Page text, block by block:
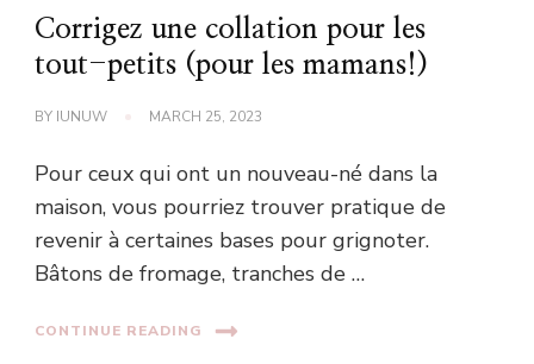
Corrigez une collation pour les
tout-petits (pour les mamans!)
BY IUNUW MARCH 25, 2023
Pour ceux qui ont un nouveau-né dans la
maison, vous pourriez trouver pratique de
revenir à certaines bases pour grignoter.
Bâtons de fromage, tranches de …
CONTINUE READING